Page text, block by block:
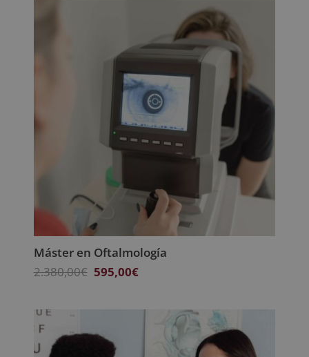
Máster en Oftalmología
2.380,00€ El
2.380,00€.
595,00€El